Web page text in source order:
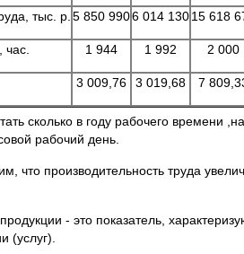
тыс. р. 5 850 9906 014 13015 618
1 944 1 992 2 000
3 009,76 3 019,68 7
сколько в году рабочего времени
рабочий день.
что производительность труда
- это показатель,
(услуг).